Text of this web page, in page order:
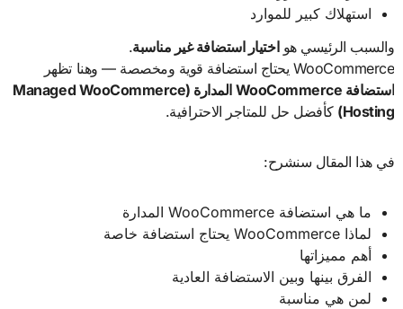
استهلاك كبير للموارد
والسبب الرئيسي هواختيار استضافة غير مناسبة.
WooCommerce يحتاج استضافة قوية ومخصصة — وهنا تظهر
استضافة
المدارة (Managed WooCommerce
Hosting) كأفضل حل للمتاجر الاحترافية.
في هذا المقال سنشرح:
ما هي استضافة WooCommerce المدارة
لماذا WooCommerce يحتاج استضافة خاصة
أهم مميزاتها
الفرق بينها وبين الاستضافة العادية
لمن هي مناسبة